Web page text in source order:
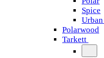
Spice
Polarwood
Tarkett